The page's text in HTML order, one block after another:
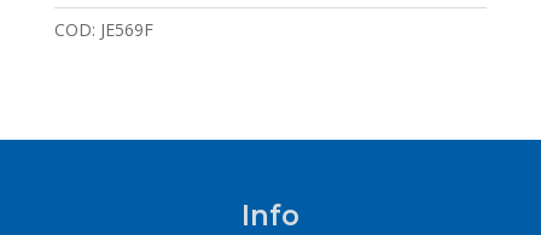
COD: JE569F
Info